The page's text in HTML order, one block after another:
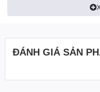
ĐÁNH GIÁ SẢN